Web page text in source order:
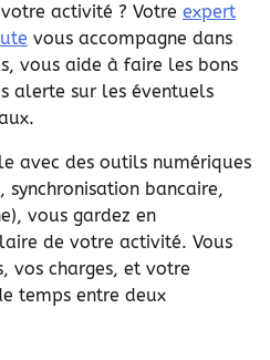
activité ? Votre expert
vous accompagne dans
vous aide à faire les bons
alerte sur les éventuels
avec des outils numériques
bancaire,
vous gardez en
de votre activité. Vous
vos charges, et votre
temps entre deux